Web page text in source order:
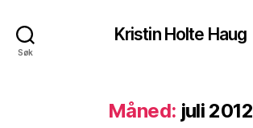
Søk
Kristin Holte Haug
Måned: juli 2012